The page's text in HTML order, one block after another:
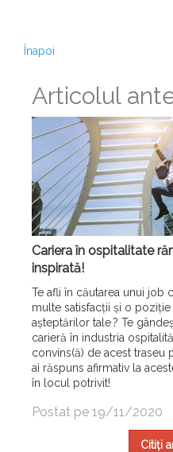
Înapoi
Articolul
Cariera în ospitalitate
inspirată!
Te afli în căutarea unui job
multe satisfacții și o poziție
așteptărilor tale ? Te
carieră în industria
convins(ă) de acest traseu
ai răspuns afirmativ la
în locul potrivit!
Postat pe 19/11/2020
Citiți